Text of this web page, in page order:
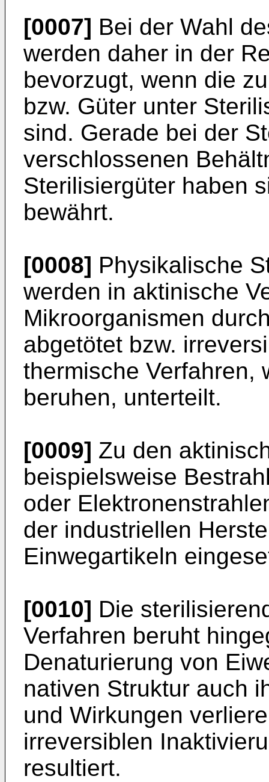
[0007] Bei der Wahl
werden daher in der
bevorzugt, wenn die
bzw. Güter unter
sind. Gerade bei der
verschlossenen
Sterilisiergüter haben
bewährt.
[0008] Physikalische
werden in aktinische
Mikroorganismen
abgetötet bzw.
thermische Verfahren,
beruhen, unterteilt.
[0009] Zu den
beispielsweise
oder
der industriellen
Einwegartikeln
[0010] Die
Verfahren beruht
Denaturierung von
nativen Struktur auch
und Wirkungen
irreversiblen
resultiert.